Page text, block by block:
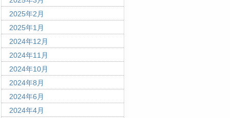
2025年2月
2025年1月
2024年12月
2024年11月
2024年10月
2024年8月
2024年6月
2024年4月